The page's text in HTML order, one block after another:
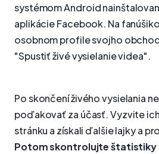
systémom Android
aplikácie Facebook. Na
osobnom profile svojho
"Spustiť živé vysielanie videa".
Po skončení živého vysielania
poďakovať za účasť. Vyzvite
stránku a získali ďalšie lajky a
Potom skontrolujte štatistiky